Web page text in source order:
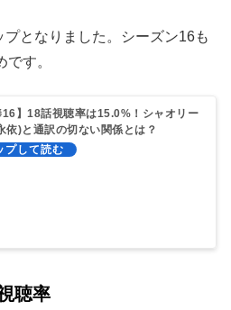
となりました。シーズン16も
す。
16】18話視聴率は15.0%！シャオリー
依)と通訳の切ない関係とは？
聴率